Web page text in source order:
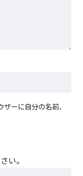
ーに自分の名前、
い。